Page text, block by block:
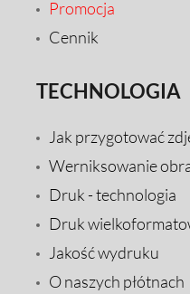
Promocja
Cennik
TECHNOLOGIA
Jak przygotować
Werniksowanie
Druk - technologia
Druk
Jakość wydruku
O naszych płótnach